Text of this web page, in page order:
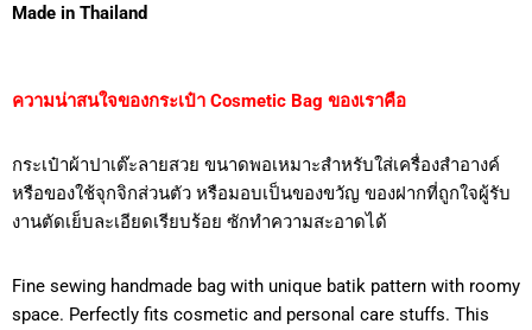
Made in Thailand
ความน่าสนใจของกระเป๋า Cosmetic Bag ของเราคือ
กระเป๋าผ้าปาเต๊ะลายสวย ขนาดพอเหมาะสำหรับใส่เครื่องสำอางค์
หรือของใช้จุกจิกส่วนตัว หรือมอบเป็นของขวัญ ของฝากที่ถูกใจผู้รับ
งานตัดเย็บละเอียดเรียบร้อย ซักทำความสะอาดได้
Fine sewing handmade bag with unique batik pattern with roomy
space. Perfectly fits cosmetic and personal care stuffs. This